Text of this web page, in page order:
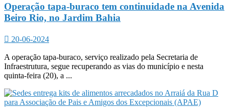
Operação tapa-buraco tem continuidade na Avenida
Beiro Rio, no Jardim Bahia
20-06-2024
A operação tapa-buraco, serviço realizado pela Secretaria de
Infraestrutura, segue recuperando as vias do município e nesta
quinta-feira (20), a ...